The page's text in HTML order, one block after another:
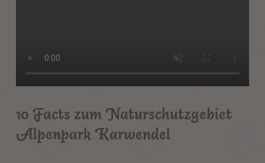
10 Facts zum Naturschutzgebiet
Alpenpark Karwendel